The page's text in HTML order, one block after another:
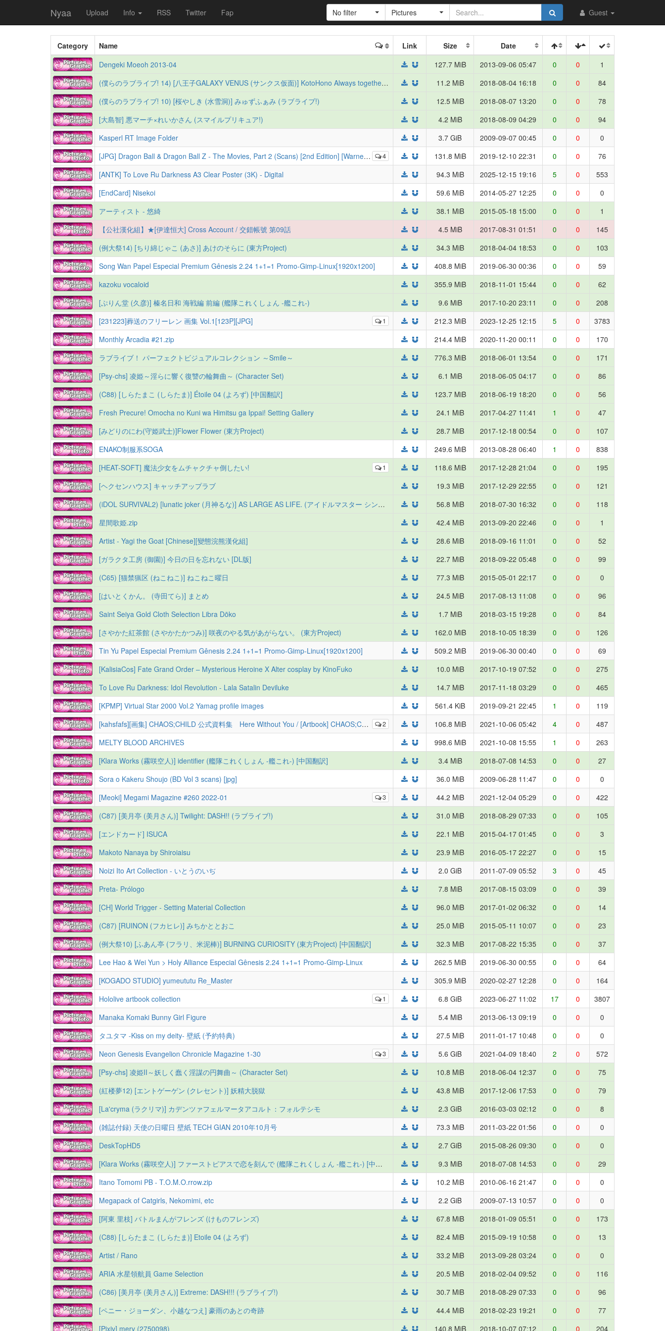
Nyaa Upload Info RSS Twitter Fap Guest
No filter Pictures
Category Name Link Size
Date
Dengeki Moeoh 2013-04
127.7 MiB 2013-09-06 05:47 0 0
1
(僕らのラブライブ! 14) [八王子GALAXY VENUS (サンクス仮面)] KotoHono Always together (ラブライブ!)
11.2 MiB 2018-08-04 16:18 0 0
84
(僕らのラブライブ! 10) [桜やしき (水雪洞)] みゅずふぁみ (ラブライブ!)
12.5 MiB 2018-08-07 13:20 0 0
78
[大島智] 悪マーチ×れいかさん (スマイルプリキュア!)
4.2 MiB 2018-08-09 04:29 0 0
94
Kasperl RT Image Folder
3.7 GiB 2009-09-07 00:45 0 0 0
4
[JPG] Dragon Ball & Dragon Ball Z - The Movies, Part 2 (Scans) [2nd Edition] [Warner Home Vidéo France] 131.8 MiB 2019-12-10 22:31 0 0
76
[ANTK] To Love Ru Darkness A3 Clear Poster (3K) - Digital
94.3 MiB 2025-12-15 19:16 5 0
553
[EndCard] Nisekoi
59.6 MiB 2014-05-27 12:25 0 0
0
アーティスト - 悠綺
38.1 MiB 2015-05-18 15:00 0 0
1
【公社漢化組】★[伊達恒大] Cross Account / 交錯帳號 第09話
4.5 MiB 2017-08-31 01:51 0 0
145
(例大祭14) [ちり綿じゃこ (あさ)] あけのそらに (東方Project)
34.3 MiB 2018-04-04 18:53 0 0
103
Song Wan Papel Especial Premium Gênesis 2.24 1+1=1 Promo-Gimp-Linux[1920x1200]
408.8 MiB 2019-06-30 00:36 0 0
59
kazoku vocaloid
355.9 MiB 2018-11-01 15:44 0 0
62
[ぷりん堂 (久彦)] 榛名日和 海戦編 前編 (艦隊これくしょん -艦これ-)
9.6 MiB 2017-10-20 23:11 0 0 208
1
[231223]葬送のフリーレン 画集 Vol.1[123P][JPG] 212.3 MiB 2023-12-25 12:15 5 0
3783
Monthly Arcadia #21.zip
214.4 MiB 2020-11-20 00:11 0 0
170
ラブライブ！ パーフェクトビジュアルコレクション ～Smile～
776.3 MiB 2018-06-01 13:54 0 0
171
[Psy-chs] 凌姫～淫らに響く復讐の輪舞曲～ (Character Set)
6.1 MiB 2018-06-05 04:17 0 0
86
(C88) [しらたまこ (しらたま)] Étoile 04 (よろず) [中国翻訳]
123.7 MiB 2018-06-19 18:20 0 0
56
Fresh Precure! Omocha no Kuni wa Himitsu ga Ippai! Setting Gallery
24.1 MiB 2017-04-27 11:41 1 0
47
[みどりのにわ(守姫武士)]Flower Flower (東方Project)
28.7 MiB 2017-12-18 00:54 0 0
107
ENAKO制服系SOGA
249.6 MiB 2013-08-28 06:40 1 0 838
1
[HEAT-SOFT] 魔法少女をムチャクチャ倒したい! 118.6 MiB 2017-12-28 21:04 0 0
195
[ヘクセンハウス] キャッチアップラブ
19.3 MiB 2017-12-29 22:55 0 0
121
(iDOL SURVIVAL2) [lunatic joker (月神るな)] AS LARGE AS LIFE. (アイドルマスター シンデレラガールズ)
56.8 MiB 2018-07-30 16:32 0 0
118
星間歌姫.zip
42.4 MiB 2013-09-20 22:46 0 0
1
Artist - Yagi the Goat [Chinese][變態浣熊漢化組]
28.6 MiB 2018-09-16 11:01 0 0
52
[ガラクタ工房 (御園)] 今日の日を忘れない [DL版]
22.7 MiB 2018-09-22 05:48 0 0
99
(C65) [猫禁猟区 (ねこねこ)] ねこねこ曜日
77.3 MiB 2015-05-01 22:17 0 0
0
[はいとくかん。 (寺田てら)] まとめ
24.5 MiB 2017-08-13 11:08 0 0
96
Saint Seiya Gold Cloth Selection Libra Dōko
1.7 MiB 2018-03-15 19:28 0 0
84
[さやかた紅茶館 (さやかたかつみ)] 咲夜のやる気があがらない。 (東方Project)
162.0 MiB 2018-10-05 18:39 0 0
126
Tin Yu Papel Especial Premium Gênesis 2.24 1+1=1 Promo-Gimp-Linux[1920x1200]
509.2 MiB 2019-06-30 00:40 0 0
69
[KalisiaCos] Fate Grand Order – Mysterious Heroine X Alter cosplay by KinoFuko
10.0 MiB 2017-10-19 07:52 0 0
275
To Love Ru Darkness: Idol Revolution - Lala Satalin Deviluke
14.7 MiB 2017-11-18 03:29 0 0
465
[KPMP] Virtual Star 2000 Vol.2 Yamag profile images
561.4 KiB 2019-09-21 22:45 1 0 119
2
[kahsfafs][画集] CHAOS;CHILD 公式資料集 Here Without You / [Artbook] CHAOS;CHILD Koushiki Shiryoushuu Here Without You 106.8 MiB 2021-10-06 05:42 4 0
487
MELTY BLOOD ARCHIVES
998.6 MiB 2021-10-08 15:55 1 0
263
[Klara Works (霧咲空人)] identifier (艦隊これくしょん -艦これ-) [中国翻訳]
3.4 MiB 2018-07-08 14:53 0 0
27
Sora o Kakeru Shoujo (BD Vol 3 scans) [jpg]
36.0 MiB 2009-06-28 11:47 0 0 0
3
[Meoki] Megami Magazine #260 2022-01 44.2 MiB 2021-12-04 05:29 0 0
422
(C87) [美月亭 (美月さん)] Twilight: DASH!! (ラブライブ!)
31.0 MiB 2018-08-29 07:33 0 0
105
[エンドカード] ISUCA
22.1 MiB 2015-04-17 01:45 0 0
3
Makoto Nanaya by Shiroiaisu
23.9 MiB 2016-05-17 22:27 0 0
15
Noizi Ito Art Collection - いとうのいぢ
2.0 GiB 2011-07-09 05:52 3 0
45
Preta- Prólogo
7.8 MiB 2017-08-15 03:09 0 0
39
[CH] World Trigger - Setting Material Collection
96.0 MiB 2017-01-02 06:32 0 0
14
(C87) [RUINON (フカヒレ)] みちかととおこ
25.0 MiB 2015-05-11 10:07 0 0
23
(例大祭10) [ふあん亭 (フラリ、米泥棒)] BURNING CURIOSITY (東方Project) [中国翻訳]
32.3 MiB 2017-08-22 15:35 0 0
37
Lee Hao & Wei Yun > Holy Alliance Especial Gênesis 2.24 1+1=1 Promo-Gimp-Linux
262.5 MiB 2019-06-30 00:55 0 0
64
[KOGADO STUDIO] yumeututu Re_Master
305.9 MiB 2020-02-27 12:28 0 0 164
1
Hololive artbook collection 6.8 GiB 2023-06-27 11:02 17 0
3807
Manaka Komaki Bunny Girl Figure
5.4 MiB 2013-06-13 09:19 0 0
0
タユタマ -Kiss on my deity- 壁紙 (予約特典)
27.5 MiB 2011-01-17 10:48 0 0 0
3
Neon Genesis Evangelion Chronicle Magazine 1-30 5.6 GiB 2021-04-09 18:40 2 0
572
[Psy-chs] 凌姫II～妖しく蠢く淫謀の円舞曲～ (Character Set)
10.8 MiB 2018-06-04 12:37 0 0
75
(紅楼夢12) [エントゲーゲン (クレセント)] 妖精大脱獄
43.8 MiB 2017-12-06 17:53 0 0
79
[La'cryma (ラクリマ)] カデンツァフェルマータアコルト：フォルテシモ
2.3 GiB 2016-03-03 02:12 0 0
8
(雑誌付録) 天使の日曜日 壁紙 TECH GIAN 2010年10月号
73.3 MiB 2011-03-22 01:56 0 0
0
DeskTopHD5
2.7 GiB 2015-08-26 09:30 0 0
0
[Klara Works (霧咲空人)] ファーストピアスで恋を刻んで (艦隊これくしょん -艦これ-) [中国翻訳]
9.3 MiB 2018-07-08 14:53 0 0
29
Itano Tomomi PB - T.O.M.O.rrow.zip
10.2 MiB 2010-06-16 21:47 0 0
0
Megapack of Catgirls, Nekomimi, etc
2.2 GiB 2009-07-13 10:57 0 0
0
[阿東 里枝] バトルまんがフレンズ (けものフレンズ)
67.8 MiB 2018-01-09 05:51 0 0
173
(C88) [しらたまこ (しらたま)] Etoile 04 (よろず)
82.4 MiB 2015-09-19 10:58 0 0
13
Artist / Rano
33.2 MiB 2013-09-28 03:24 0 0
0
ARIA 水星領航員 Game Selection
20.5 MiB 2018-02-04 09:52 0 0
116
(C86) [美月亭 (美月さん)] Extreme: DASH!!! (ラブライブ!)
30.7 MiB 2018-08-29 07:33 0 0
96
[ペニー・ジョーダン、小越なつえ] 豪雨のあとの奇跡
44.4 MiB 2018-02-23 19:21 0 0
77
[Pixiv] mery (2750098)
140.8 MiB 2018-10-07 07:12 0 0 204